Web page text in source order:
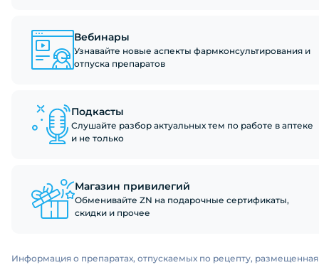
Вебинары
Узнавайте новые аспекты фармконсультирования и
отпуска препаратов
Подкасты
Слушайте разбор актуальных тем по работе в аптеке
и не только
Магазин привилегий
Обменивайте ZN на подарочные сертификаты,
скидки и прочее
Информация о препаратах, отпускаемых по рецепту, размещенная